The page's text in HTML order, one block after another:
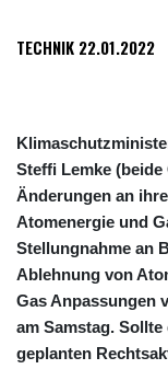
TECHNIK 22.01.2022
Steffi Lemke
Änderungen an
Atomenergie und
Stellungnahme an
Ablehnung von
Gas Anpassungen
am Samstag.
geplanten